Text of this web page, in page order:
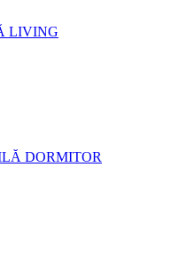
LIVING
DORMITOR